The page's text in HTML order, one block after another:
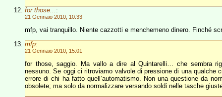
for those... :
21 Gennaio 2010, 10:33
mfp, vai tranquillo. Niente cazzotti e menchemeno dinero. Finché
mfp:
21 Gennaio 2010, 15:01
for those, saggio. Ma vallo a dire al Quintarelli… che sembra
nessuno. Se oggi ci ritroviamo valvole di pressione di una qualche
errore di chi ha fatto quell’automatismo. Non una questione da
obsolete; ma solo da normalizzare versando soldi nelle tasche